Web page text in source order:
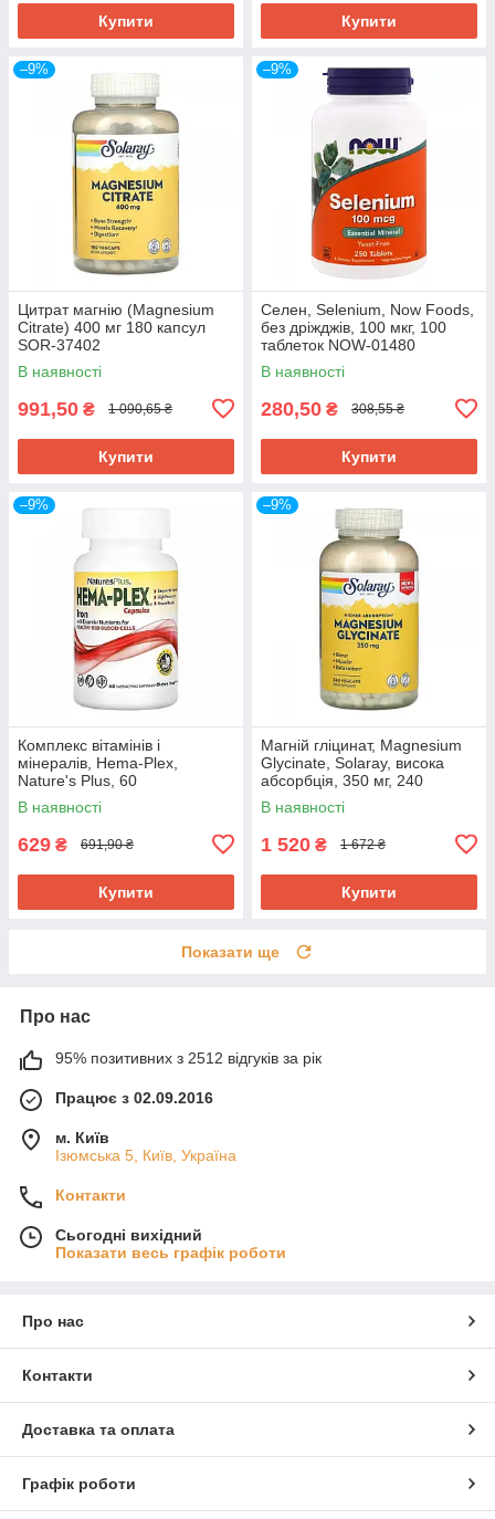
Купити Купити
–9%
Цитрат магнію (Magnesium
Citrate) 400 мг 180 капсул
SOR-37402
В наявності
991,50 ₴ 1 090,65 ₴
Купити
–9%
Селен, Selenium, Now Foods,
без дріжджів, 100 мкг, 100
таблеток NOW-01480
В наявності
280,50 ₴ 308,55 ₴
Купити
–9%
Комплекс вітамінів і
мінералів, Hema-Plex,
Nature's Plus, 60
швидкодіючих
вегетаріанських капсул NAP-
В наявності
629 ₴ 691,90 ₴
Купити
–9%
Магній гліцинат, Magnesium
Glycinate, Solaray, висока
абсорбція, 350 мг, 240
вегетаріанських капсул SOR-
89504
В наявності
1 520 ₴ 1 672 ₴
Купити
Показати ще
Про нас
95% позитивних з 2512 відгуків за рік
Працює з 02.09.2016
м. Київ
Ізюмська 5, Київ, Україна
Контакти
Сьогодні вихідний
Показати весь графік роботи
Про нас
Контакти
Доставка та оплата
Графік роботи